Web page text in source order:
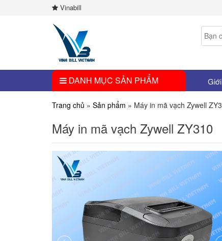
Vinabill
DANH MỤC SẢN PHẨM
Trang chủ » Sản phẩm » Máy in mã vạch Zywell
Máy in mã vạch Zywell ZY310